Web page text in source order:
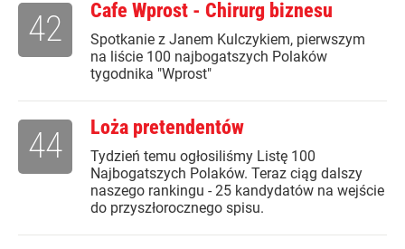
Cafe Wprost - Chirurg biznesu
Spotkanie z Janem Kulczykiem, pierwszym
na liście 100 najbogatszych Polaków
tygodnika "Wprost"
42
Loża pretendentów
Tydzień temu ogłosiliśmy Listę 100
Najbogatszych Polaków. Teraz ciąg dalszy
naszego rankingu - 25 kandydatów na wejście
do przyszłorocznego spisu.
44